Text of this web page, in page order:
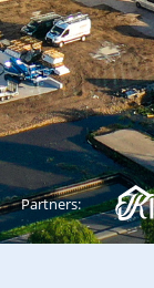
Partners: